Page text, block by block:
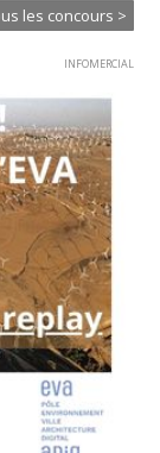
les concours >
INFOMERCIAL